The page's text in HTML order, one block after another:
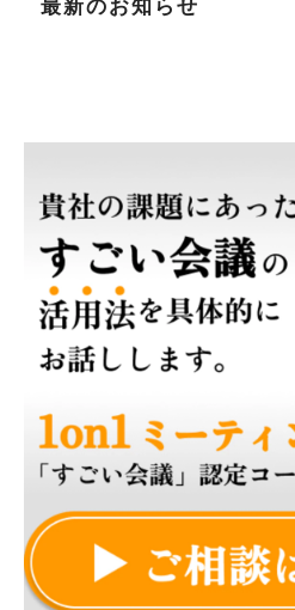
最新のお知らせ